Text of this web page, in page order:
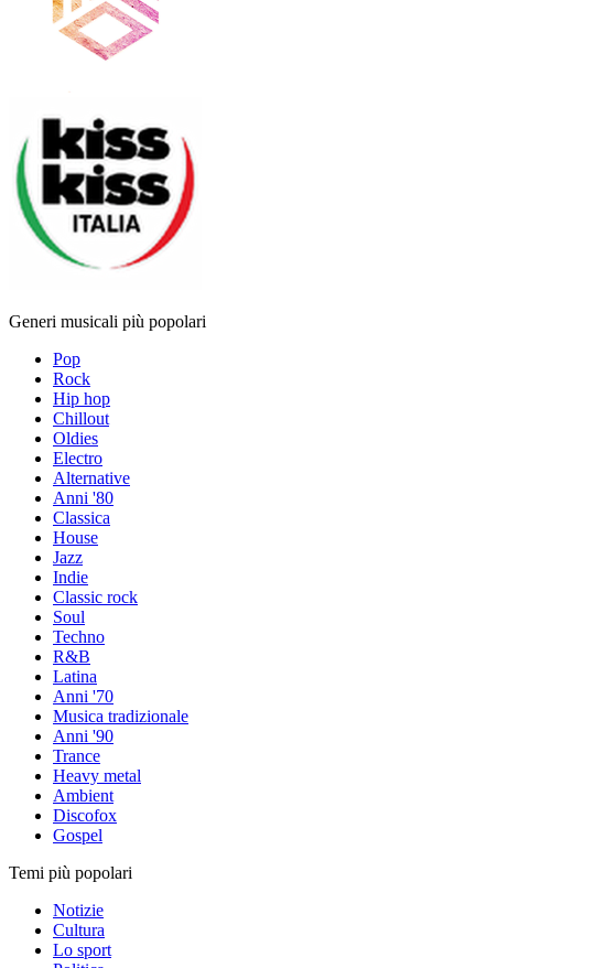
Generi musicali più popolari
Pop
Rock
Hip hop
Chillout
Oldies
Electro
Alternative
Anni '80
Classica
House
Jazz
Indie
Classic rock
Soul
Techno
R&B
Latina
Anni '70
Musica tradizionale
Anni '90
Trance
Heavy metal
Ambient
Discofox
Gospel
Temi più popolari
Notizie
Cultura
Lo sport